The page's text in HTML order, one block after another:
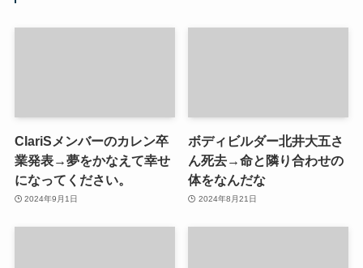
ClariSメンバーのカレン卒
業発表→夢をかなえて幸せ
になってください。
2024年9月1日
ボディビルダー北井大五さ
ん死去→命と隣り合わせの
体をなんだな
2024年8月21日